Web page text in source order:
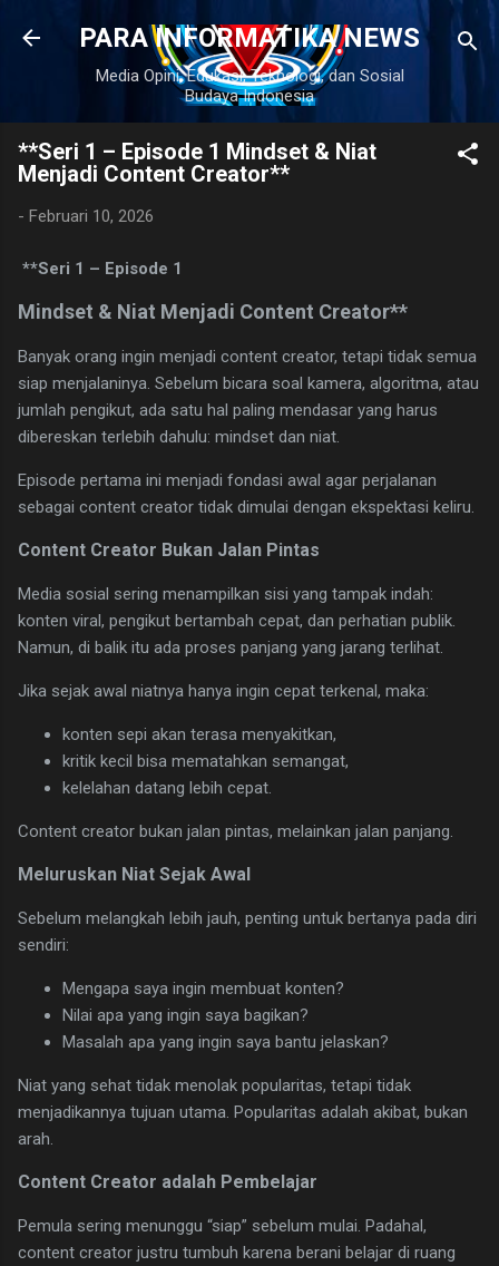
Langsung ke konten utama
PARA INFORMATIKA NEWS
Media Opini, Edukasi, Teknologi, dan Sosial
Budaya Indonesia
**Seri 1 – Episode 1 Mindset & Niat
Menjadi Content Creator**
- Februari 10, 2026
**Seri 1 – Episode 1
Mindset & Niat Menjadi Content Creator**
Banyak orang ingin menjadi content creator, tetapi tidak semua
siap menjalaninya. Sebelum bicara soal kamera, algoritma, atau
jumlah pengikut, ada satu hal paling mendasar yang harus
dibereskan terlebih dahulu: mindset dan niat.
Episode pertama ini menjadi fondasi awal agar perjalanan
sebagai content creator tidak dimulai dengan ekspektasi keliru.
Content Creator Bukan Jalan Pintas
Media sosial sering menampilkan sisi yang tampak indah:
konten viral, pengikut bertambah cepat, dan perhatian publik.
Namun, di balik itu ada proses panjang yang jarang terlihat.
Jika sejak awal niatnya hanya ingin cepat terkenal, maka:
konten sepi akan terasa menyakitkan,
kritik kecil bisa mematahkan semangat,
kelelahan datang lebih cepat.
Content creator bukan jalan pintas, melainkan jalan panjang.
Meluruskan Niat Sejak Awal
Sebelum melangkah lebih jauh, penting untuk bertanya pada diri
sendiri:
Mengapa saya ingin membuat konten?
Nilai apa yang ingin saya bagikan?
Masalah apa yang ingin saya bantu jelaskan?
Niat yang sehat tidak menolak popularitas, tetapi tidak
menjadikannya tujuan utama. Popularitas adalah akibat, bukan
arah.
Content Creator adalah Pembelajar
Pemula sering menunggu “siap” sebelum mulai. Padahal,
content creator justru tumbuh karena berani belajar di ruang